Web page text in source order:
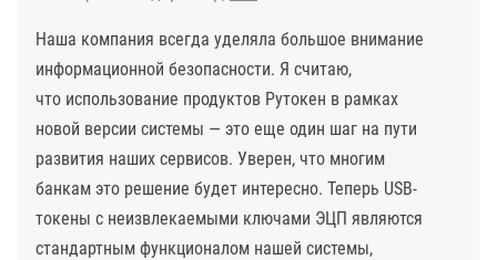
Наша компания всегда уделяла большое внимание
информационной безопасности. Я считаю,
что использование продуктов Рутокен в рамках
новой версии системы — это еще один шаг на пути
развития наших сервисов. Уверен, что многим
банкам это решение будет интересно. Теперь USB-
токены с неизвлекаемыми ключами ЭЦП являются
стандартным функционалом нашей системы,